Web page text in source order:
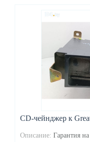
CD-чейнджер к
Описание: Гарантия